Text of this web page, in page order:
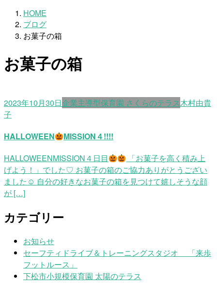
HOME
ブログ
お菓子の箱
お菓子の箱
2023年10月30日企業主導型保育園 さくらのテラス木村由貴
子
HALLOWEEN
MISSION４!!!!
HALLOWEENMISSION４日目
「お菓子を高く積み上
げよう！」でした♡ お菓子の箱のご協力ありがとうござい
ました☺ 自分の好きなお菓子の箱を見つけて嬉しそうな顔
が […]
カテゴリー
お知らせ
セーフティドライブ＆トレーニングスタジオ 「来歩
フットルース」
下松市小規模保育園 太陽のテラス